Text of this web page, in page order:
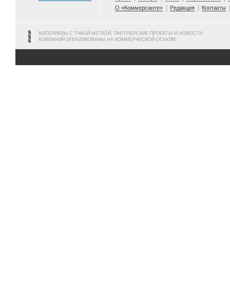
О «Коммерсанте»
Редакция Контакты
МАТЕРИАЛЫ С ТАКОЙ МЕТКОЙ, ПАРТНЕРСКИЕ ПРОЕКТЫ И НОВОСТИ
КОМПАНИЙ ОПУБЛИКОВАНЫ НА КОММЕРЧЕСКОЙ ОСНОВЕ